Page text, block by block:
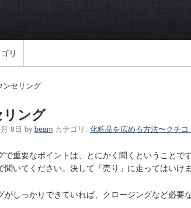
リ
ンセリング
ング
8日 by beam カテゴリ: 化粧品を広める方法〜クチコ
で重要なポイントは、とにかく聞くということで
聞いてください。決して「売り」に走ってはいけま
がしっかりできていれば、クロージングなど必要